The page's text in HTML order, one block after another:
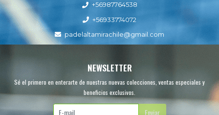
+56987764538
+56933774072
padelaltamirachile@gmail.com
NEWSLETTER
Sé el primero en enterarte de nuestras nuevas colecciones, ventas especiales y
beneficios exclusivos.
Enviar